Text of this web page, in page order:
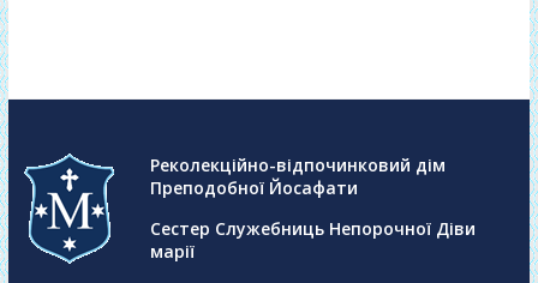
Реколекційно-відпочинковий дім
Преподобної Йосафати
Сестер Служебниць Непорочної Діви
марії